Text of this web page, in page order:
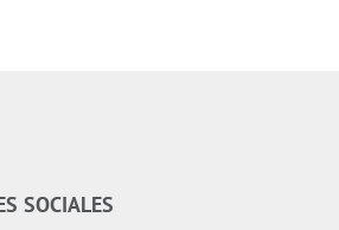
SOCIALES